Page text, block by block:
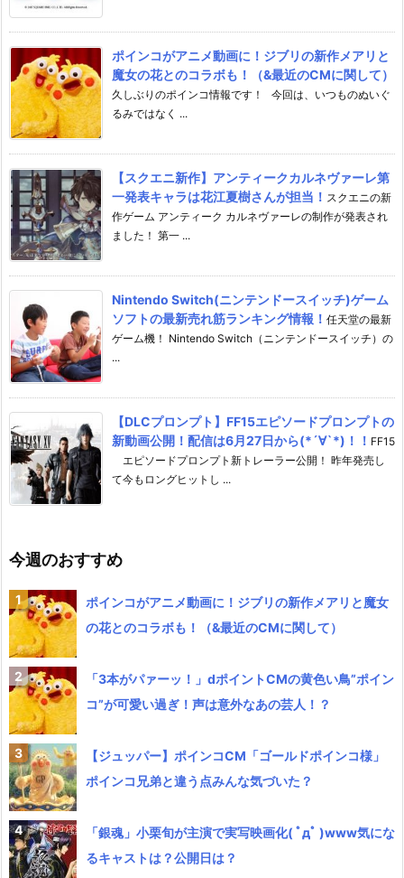
ポインコがアニメ動画に！ジブリの新作メアリと
魔女の花とのコラボも！（&最近のCMに関して）
久しぶりのポインコ情報です！ 今回は、いつものぬいぐ
るみではなく ...
【スクエニ新作】アンティークカルネヴァーレ第
一発表キャラは花江夏樹さんが担当！ スクエニの新
作ゲーム アンティーク カルネヴァーレの制作が発表され
ました！ 第一 ...
Nintendo Switch(ニンテンドースイッチ)ゲーム
ソフトの最新売れ筋ランキング情報！ 任天堂の最新
ゲーム機！ Nintendo Switch（ニンテンドースイッチ）の
...
【DLCプロンプト】FF15エピソードプロンプトの
新動画公開！配信は6月27日から(*´∀`*)！！ FF15
エピソードプロンプト新トレーラー公開！ 昨年発売し
て今もロングヒットし ...
今週のおすすめ
ポインコがアニメ動画に！ジブリの新作メアリと魔女
の花とのコラボも！（&最近のCMに関して）
「3本がパァーッ！」dポイントCMの黄色い鳥”ポイン
コ”が可愛い過ぎ！声は意外なあの芸人！？
【ジュッパー】ポインコCM「ゴールドポインコ様」
ポインコ兄弟と違う点みんな気づいた？
「銀魂」小栗旬が主演で実写映画化( ﾟдﾟ )www気にな
るキャストは？公開日は？